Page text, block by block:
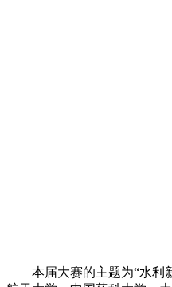
本届大赛的主题为“水利